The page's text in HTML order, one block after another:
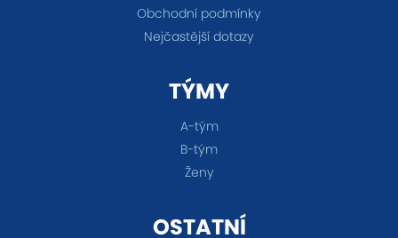
Obchodní podmínky
Nejčastější dotazy
TÝMY
A-tým
B-tým
Ženy
OSTATNÍ